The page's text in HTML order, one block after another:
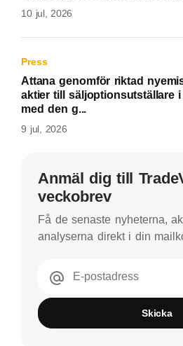
10 jul, 2026
Press
Attana genomför riktad
aktier till säljoptionsutställare i
med den g...
9 jul, 2026
Anmäl dig till
veckobrev
Få de senaste nyheterna,
analyserna direkt i din
E-postadress
Skicka